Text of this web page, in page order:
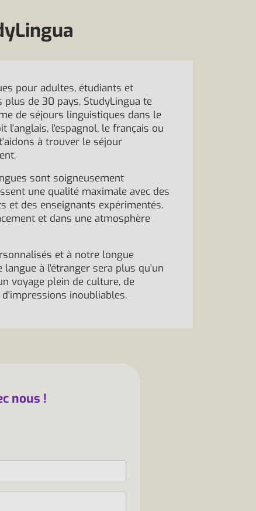
pour adultes, étudiants et
de 30 pays, StudyLingua te
de séjours linguistiques dans le
l'anglais, l'espagnol, le français ou
à trouver le séjour
sont soigneusement
une qualité maximale avec des
et des enseignants expérimentés.
et dans une atmosphère
et à notre longue
langue à l'étranger sera plus qu'un
voyage plein de culture, de
inoubliables.
nous !